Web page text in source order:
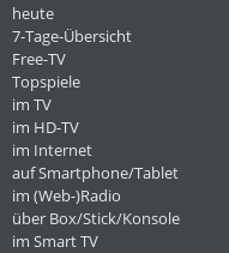
heute
7-Tage-Übersicht
Free-TV
Topspiele
im TV
im HD-TV
im Internet
auf Smartphone/Tablet
im (Web-)Radio
über Box/Stick/Konsole
im Smart TV